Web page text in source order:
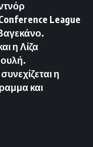
League
η Λίζα
η
και